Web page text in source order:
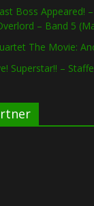
Boss Appeared!
– Band 5
The Movie:
Superstar!! –